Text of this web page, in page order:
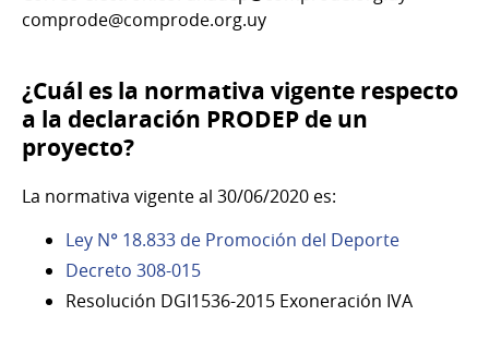
comprode@comprode.org.uy
¿Cuál es la normativa vigente respecto
a la declaración PRODEP de un
proyecto?
La normativa vigente al 30/06/2020 es:
Ley N° 18.833 de Promoción del Deporte
Decreto 308-015
Resolución DGI1536-2015 Exoneración IVA